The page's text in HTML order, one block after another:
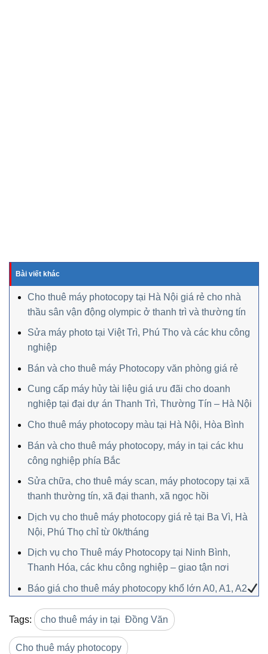
Bài viết khác
Cho thuê máy photocopy tại Hà Nội giá rẻ cho nhà
thầu sân vận động olympic ở thanh trì và thường tín
Sửa máy photo tại Việt Trì, Phú Thọ và các khu công
nghiệp
Bán và cho thuê máy Photocopy văn phòng giá rẻ
Cung cấp máy hủy tài liệu giá ưu đãi cho doanh
nghiệp tại đại dự án Thanh Trì, Thường Tín – Hà Nội
Cho thuê máy photocopy màu tại Hà Nội, Hòa Bình
Bán và cho thuê máy photocopy, máy in tại các khu
công nghiệp phía Bắc
Sửa chữa, cho thuê máy scan, máy photocopy tại xã
thanh thường tín, xã đại thanh, xã ngọc hồi
Dịch vụ cho thuê máy photocopy giá rẻ tại Ba Vì, Hà
Nội, Phú Thọ chỉ từ 0k/tháng
Dịch vụ cho Thuê máy Photocopy tại Ninh Bình,
Thanh Hóa, các khu công nghiệp – giao tận nơi
Báo giá cho thuê máy photocopy khổ lớn A0, A1, A2
Tags: cho thuê máy in tại Đồng Văn
Cho thuê máy photocopy